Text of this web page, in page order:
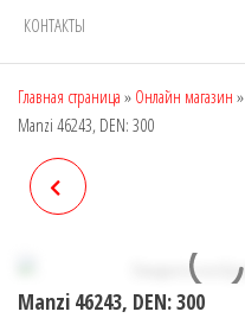
КОНТАКТЫ
Главная страница » Онлайн магазин »
Manzi 46243, DEN: 300
Manzi 46243, DEN: 300